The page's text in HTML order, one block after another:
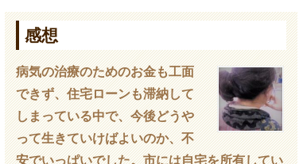
感想
病気の治療のためのお金も工面
できず、住宅ローンも滞納して
しまっている中で、今後どうや
って生きていけばよいのか、不
安でいっぱいでした。市には自宅を所有してい